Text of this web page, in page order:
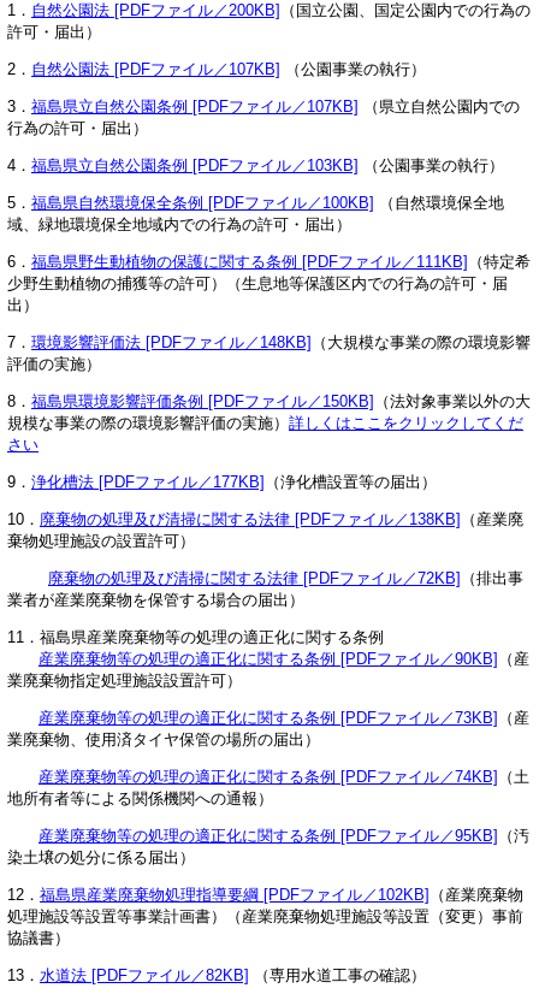
1． 自然公園法 [PDFファイル／200KB]
（国立公園、国定公園内での行為の
許可・届出）
2． 自然公園法 [PDFファイル／107KB] （公園事業の執行）
3． 福島県立自然公園条例 [PDFファイル／107KB]
（県立自然公園内での
行為の許可・届出）
4． 福島県立自然公園条例 [PDFファイル／103KB] （公園事業の執行）
5． 福島県自然環境保全条例 [PDFファイル／100KB]
（自然環境保全地
域、緑地環境保全地域内での行為の許可・届出）
6． 福島県野生動植物の保護に関する条例 [PDFファイル／111KB]
（特定希
少野生動植物の捕獲等の許可）（生息地等保護区内での行為の許可・届
出）
7． 環境影響評価法 [PDFファイル／148KB]
（大規模な事業の際の環境影響
評価の実施）
8． 福島県環境影響評価条例 [PDFファイル／150KB]
（法対象事業以外の大
規模な事業の際の環境影響評価の実施） 詳しくはここをクリックしてくだ
さい
9． 浄化槽法 [PDFファイル／177KB] （​浄化槽設置等の届出）
10． 廃棄物の処理及び清掃に関する法律 [PDFファイル／138KB]
（産業廃
棄物処理施設の設置許可）
廃棄物の処理及び清掃に関する法律 [PDFファイル／72KB]
（排出事
業者が産業廃棄物を保管する場合の届出）
11．福島県産業廃棄物等の処理の適正化に関する条例
産業廃棄物等の処理の適正化に関する条例 [PDFファイル／90KB]
（産
業廃棄物指定処理施設設置許可）
産業廃棄物等の処理の適正化に関する条例 [PDFファイル／73KB]
（産
業廃棄物、使用済タイヤ保管の場所の届出）
産業廃棄物等の処理の適正化に関する条例 [PDFファイル／74KB]
（土
地所有者等による関係機関への通報）
産業廃棄物等の処理の適正化に関する条例 [PDFファイル／95KB]
（汚
染土壌の処分に係る届出）
12． 福島県産業廃棄物処理指導要綱 [PDFファイル／102KB]
（産業廃棄物
処理施設等設置等事業計画書）（産業廃棄物処理施設等設置（変更）事前
協議書）
13． 水道法 [PDFファイル／82KB] （専用水道工事の確認）